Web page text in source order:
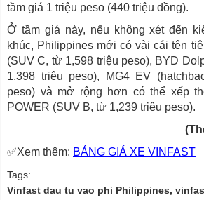
tầm giá 1 triệu peso (440 triệu đồng).
Ở tầm giá này, nếu không xét đến
khúc, Philippines mới có vài cái tên
(SUV C, từ 1,598 triệu peso), BYD
1,398 triệu peso), MG4 EV
peso) và mở rộng hơn có thể xếp
POWER (SUV B, từ 1,239 triệu peso).
✅Xem thêm: BẢNG GIÁ XE VINFAST
Tags:
Vinfast dau tu vao phi Philippines,